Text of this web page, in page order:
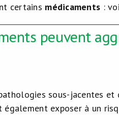
certains médicaments :
peuvent
sous-jacentes
également exposer à un